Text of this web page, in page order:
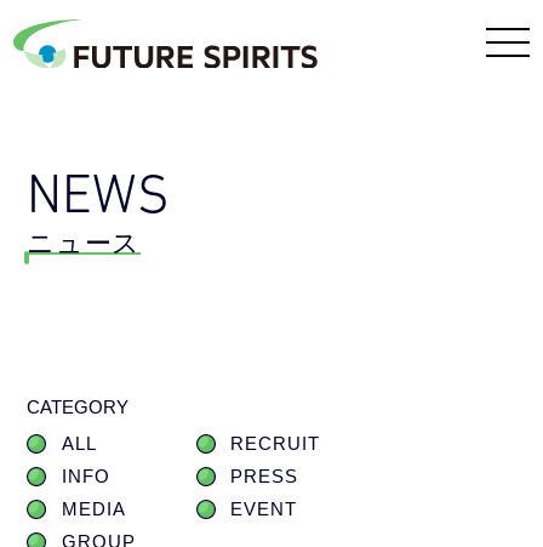
NEWS
ニュース
CATEGORY
ALL
RECRUIT
INFO
PRESS
MEDIA
EVENT
GROUP